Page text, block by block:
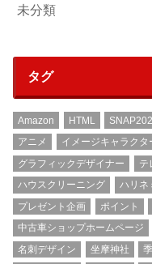
未分類
タグ
Amazon HTML
アニメ
イメージキャラクタ
グラフィックデザイナー
テ
ハウスクリーニング
ハリネ
プレゼント企画
ポイント
中古車ショップホームページ
名刺デザイン
坐摩神社